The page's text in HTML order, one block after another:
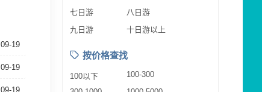
09-19
09-19
09-19
七日游
八日游
九日游
十日游以上
按价格查找
100以下
100-300